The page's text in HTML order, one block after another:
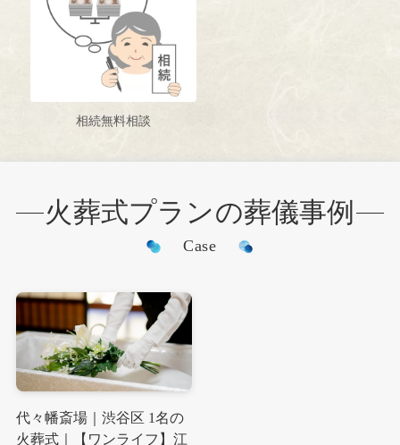
相続無料相談
火葬式プランの葬儀事例
Case
代々幡斎場｜渋谷区 1名の
火葬式｜【ワンライフ】江